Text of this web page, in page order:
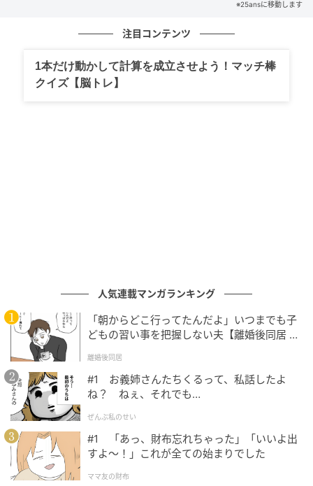
メズム東京、オートグラフ コレクション
シグネチャーのサンドイッチBOXをお供に、穏やかな
Hearst Owned
インターコンチネンタル横浜Pier 8
ボックス朝食を好きな場所でどうぞ。クロワッサンや
ワッフルのサンドイッチ、キッシュにスープなど、選
択肢も豊富です。「ピアニック」￥5,500［サ込み］
※25ansに移動します
注目コンテンツ
1本だけ動かして計算を成立させよう！マッチ棒
クイズ【脳トレ】
人気連載マンガランキング
「朝からどこ行ってたんだよ」いつまでも子
どもの習い事を把握しない夫【離婚後同居 Vo
離婚後同居
#1 お義姉さんたちくるって、私話したよ
ね？ ねぇ、それでも…
ぜんぶ私のせい
#1 「あっ、財布忘れちゃった」「いいよ出
すよ〜！」これが全ての始まりでした
ママ友の財布